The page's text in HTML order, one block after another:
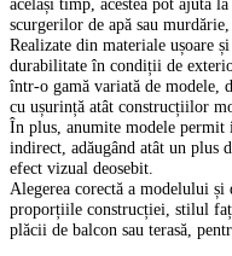
același timp, acestea pot ajuta
scurgerilor de apă sau
Realizate din materiale ușoare
durabilitate în condiții de
într-o gamă variată de modele,
cu ușurință atât construcțiilor
În plus, anumite modele
indirect, adăugând atât un plus
efect vizual deosebit.
Alegerea corectă a modelului
proporțiile construcției, stilul
plăcii de balcon sau terasă,